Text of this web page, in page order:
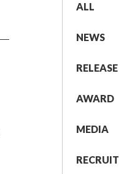
ALL
NEWS
RELEASE
AWARD
MEDIA
RECRUIT